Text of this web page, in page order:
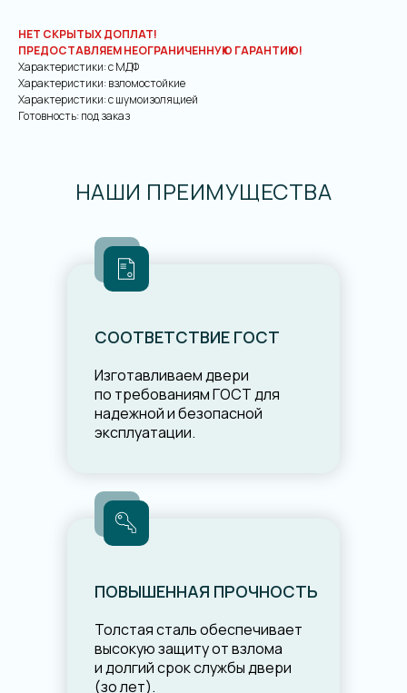
НЕТ СКРЫТЫХ ДОПЛАТ!
ПРЕДОСТАВЛЯЕМ НЕОГРАНИЧЕННУЮ ГАРАНТИЮ!
Характеристики: с МДФ
Характеристики: взломостойкие
Характеристики: с шумоизоляцией
Готовность: под заказ
НАШИ ПРЕИМУЩЕСТВА
СООТВЕТСТВИЕ ГОСТ
Изготавливаем двери
по требованиям ГОСТ для
надежной и безопасной
эксплуатации.
ПОВЫШЕННАЯ ПРОЧНОСТЬ
Толстая сталь обеспечивает
высокую защиту от взлома
и долгий срок службы двери
(зо лет).